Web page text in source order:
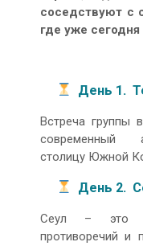
соседствуют с
где уже
День 1.
Встреча группы
современный
столицу Южной
День 2.
Сеул – это
противоречий и